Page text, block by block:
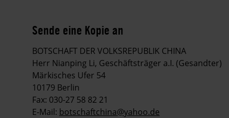
Sende eine Kopie an
BOTSCHAFT DER VOLKSREPUBLIK CHINA
Herr Nianping Li, Geschäftsträger a.I. (Gesandter)
Märkisches Ufer 54
10179 Berlin
Fax: 030-27 58 82 21
E-Mail: botschaftchina@yahoo.de